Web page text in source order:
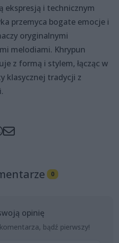
ekspresją i technicznym
przemyca bogate emocje i
oryginalnymi
melodiami. Khrypun
z formą i stylem, łącząc w
klasycznej tradycji z
0
opinię
bądź pierwszy!